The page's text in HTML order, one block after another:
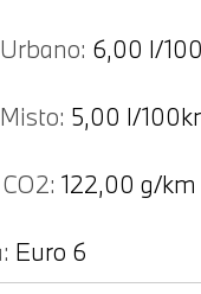
6,00 l/
5,00 l/
122,00 g/km
Euro 6